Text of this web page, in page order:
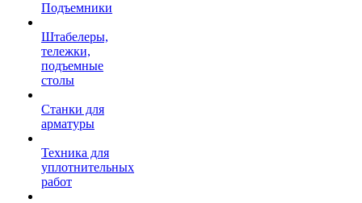
Подъемники
Штабелеры,
тележки,
подъемные
столы
Станки для
арматуры
Техника для
уплотнительных
работ